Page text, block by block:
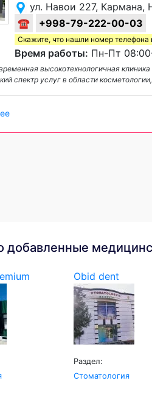
ул. Навои 227, Кармана,
☎
+998-79-222-00-03
Скажите, что нашли номер телефона
Время работы: Пн-Пт
высокотехнологичная
спектр услуг в области
добавленные
Obid dent
Раздел:
Стоматология